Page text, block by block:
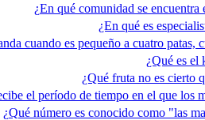
¿En qué comunidad se
¿En qué es
cuando es pequeño a cuatro patas,
¿Qué es el
¿Qué fruta no es cierto
el período de tiempo en el que los
¿Qué número es conocido como "las